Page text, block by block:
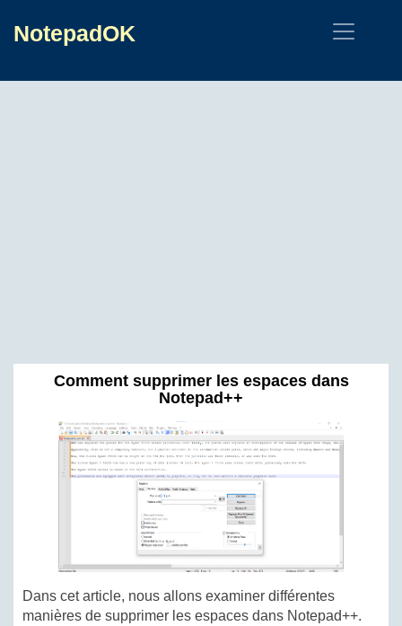
NotepadOK
Comment supprimer les espaces dans
Notepad++
Dans cet article, nous allons examiner différentes
manières de supprimer les espaces dans Notepad++.